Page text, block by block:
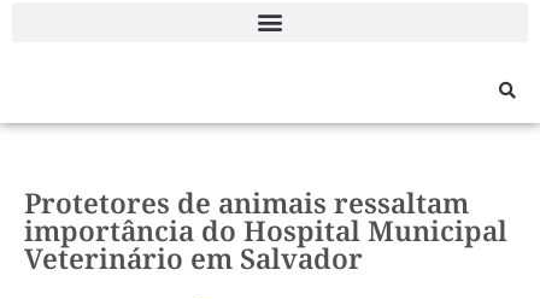
Protetores de animais ressaltam
importância do Hospital Municipal
Veterinário em Salvador